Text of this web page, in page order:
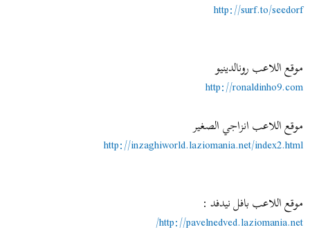
http://surf.to/seedorf
موقع اللاعب رونالدينيو
http://ronaldinho9.com
موقع اللاعب انزاجي الصغير
http://inzaghiworld.laziomania.net/index2.html
موقع اللاعب بافل نيدفد :
http://pavelnedved.laziomania.net/